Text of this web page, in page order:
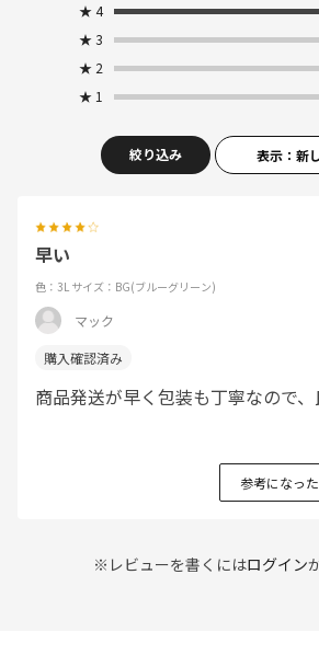
★ 4
★ 3
★ 2
★ 1
絞り込み 表示：新
早い
色：3L サイズ：BG(ブルーグリーン)
マック
商品発送が早く包装も丁寧なので
参考になった
※レビューを書くにはログイン